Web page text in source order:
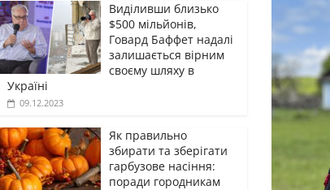
Виділивши близько
$500 мільйонів,
Говард Баффет надалі
залишається вірним
своєму шляху в
Україні
09.12.2023
Як правильно
збирати та зберігати
гарбузове насіння:
поради городникам